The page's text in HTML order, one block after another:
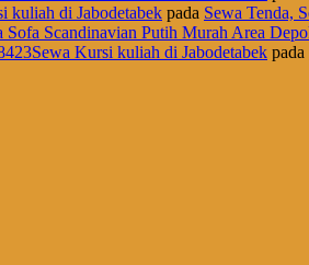
kuliah di Jabodetabek pada Sewa Tenda,
Sofa Scandinavian Putih Murah Area
Kursi kuliah di Jabodetabek pada